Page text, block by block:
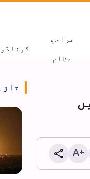
مراجع
عظام